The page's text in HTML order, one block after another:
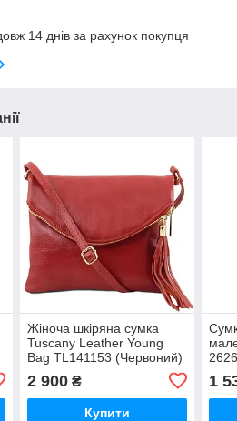
14 днів за рахунок покупця
Жіноча шкіряна сумка
Tuscany Leather Young
Bag TL141153 (Червоний)
2 900₴
Купити
1